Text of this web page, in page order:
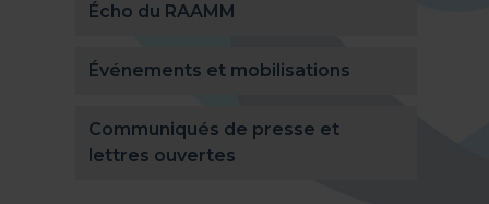
Écho du RAAMM
Événements et mobilisations
Communiqués de presse et
lettres ouvertes